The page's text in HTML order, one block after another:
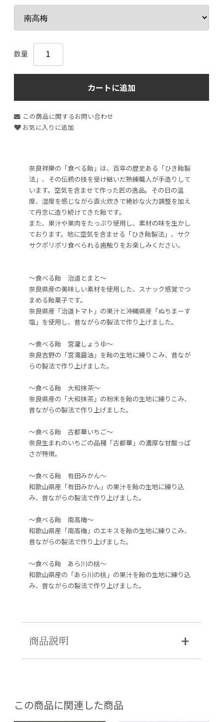
数量
カートに追加
この商品に関するお問い合わせ
お気に入りに追加
奈良祥樂の「食べる飴」は、百年の歴史ある「ひき飴製
法」、その伝統の技を受け継いだ熟練職人が手造りして
います。空気を含ませて作った匠の逸品。その日の温
度、湿度を感じながら直火炊きで絶妙な火力調整を加え
て丹念に造り続けてきた飴です。
また、果汁や果肉をたっぷり使用し、素材の味を生かし
ております。地に空気を含ませる「ひき飴製法」、サク
サクポリポリ食べられる歯触りをお楽しみください。
～食べる飴 治道とまと～
奈良県産の美味しい素材を使用した、スナック感覚でつ
まめる飴菓子です。
奈良県産「治道トマト」の果汁と沖縄県産「ぬちまーす
塩」を使用し、昔ながらの製法で作り上げました。
～食べる飴 宮瀧しょうゆ～
奈良吉野の「宮滝醤油」を飴の生地に練りこみ、昔なが
らの製法で作り上げました。
～食べる飴 大和抹茶～
奈良県産の「大和抹茶」の粉末を飴の生地に練りこみ、
昔ながらの製法で作り上げました。
～食べる飴 古都華いちご～
奈良生まれのいちごの品種「古都華」の濃厚な甘酸っぱ
さが特徴。
～食べる飴 有田みかん～
和歌山県産「有田みかん」の果汁を飴の生地に練り込
み、昔ながらの製法で作り上げました。
～食べる飴 南高梅～
和歌山県産「南高梅」のエキスを飴の生地に練りこみ、
昔ながらの製法で作り上げました。
～食べる飴 あら川の桃～
和歌山県産の「あら川の桃」の果汁を飴の生地に練り込
み、昔ながらの製法で作り上げました。
商品説明
この商品に関連した商品